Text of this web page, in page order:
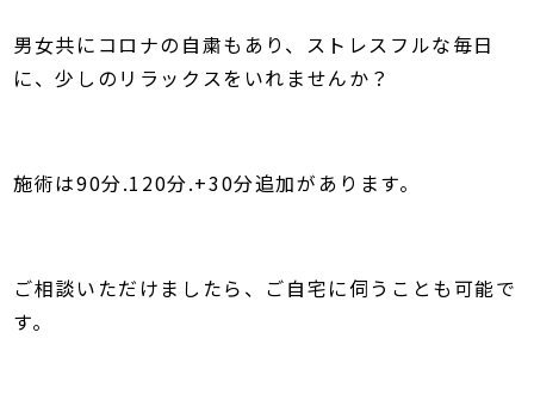
男女共にコロナの自粛もあり、ストレスフルな毎日
に、少しのリラックスをいれませんか？
施術は90分.120分.+30分追加があります。
ご相談いただけましたら、ご自宅に伺うことも可能で
す。